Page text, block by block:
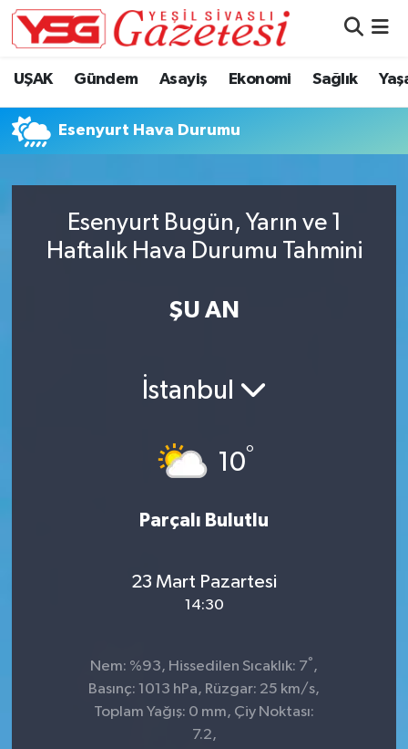
UŞAK Gündem Asayiş Ekonomi Sağlık
Esenyurt Hava Durumu
Esenyurt Bugün, Yarın ve 1
Haftalık Hava Durumu Tahmini
ŞU AN
İstanbul
10°
Parçalı Bulutlu
23 Mart Pazartesi
14:30
Nem: %93, Hissedilen Sıcaklık: 7° ,
Basınç: 1013 hPa, Rüzgar: 25 km/s,
Toplam Yağış: 0 mm, Çiy Noktası:
7.2,
Süper Lig Puan Durumu ve Fikstür